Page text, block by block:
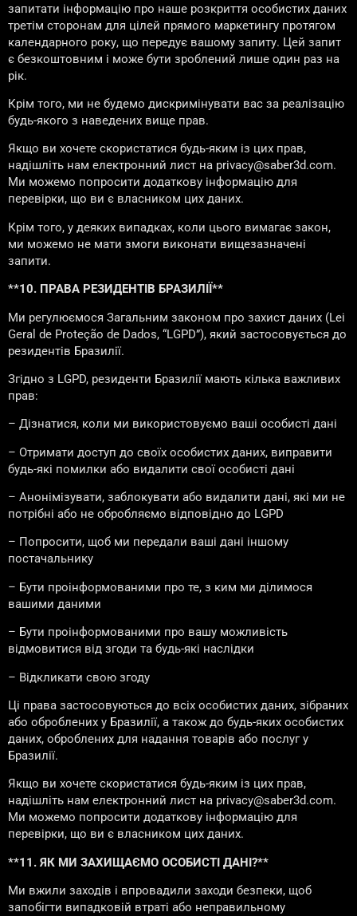
запитати інформацію про наше розкриття особистих даних
третім сторонам для цілей прямого маркетингу протягом
календарного року, що передує вашому запиту. Цей запит
є безкоштовним і може бути зроблений лише один раз на
рік.
Крім того, ми не будемо дискримінувати вас за реалізацію
будь-якого з наведених вище прав.
Якщо ви хочете скористатися будь-яким із цих прав,
надішліть нам електронний лист на privacy@saber3d.com.
Ми можемо попросити додаткову інформацію для
перевірки, що ви є власником цих даних.
Крім того, у деяких випадках, коли цього вимагає закон,
ми можемо не мати змоги виконати вищезазначені
запити.
**10. ПРАВА РЕЗИДЕНТІВ БРАЗИЛІЇ**
Ми регулюємося Загальним законом про захист даних (Lei
Geral de Proteção de Dados, “LGPD”), який застосовується до
резидентів Бразилії.
Згідно з LGPD, резиденти Бразилії мають кілька важливих
прав:
– Дізнатися, коли ми використовуємо ваші особисті дані
– Отримати доступ до своїх особистих даних, виправити
будь-які помилки або видалити свої особисті дані
– Анонімізувати, заблокувати або видалити дані, які ми не
потрібні або не обробляємо відповідно до LGPD
– Попросити, щоб ми передали ваші дані іншому
постачальнику
– Бути проінформованими про те, з ким ми ділимося
вашими даними
– Бути проінформованими про вашу можливість
відмовитися від згоди та будь-які наслідки
– Відкликати свою згоду
Ці права застосовуються до всіх особистих даних, зібраних
або оброблених у Бразилії, а також до будь-яких особистих
даних, оброблених для надання товарів або послуг у
Бразилії.
Якщо ви хочете скористатися будь-яким із цих прав,
надішліть нам електронний лист на privacy@saber3d.com.
Ми можемо попросити додаткову інформацію для
перевірки, що ви є власником цих даних.
**11. ЯК МИ ЗАХИЩАЄМО ОСОБИСТІ ДАНІ?**
Ми вжили заходів і впровадили заходи безпеки, щоб
запобігти випадковій втраті або неправильному